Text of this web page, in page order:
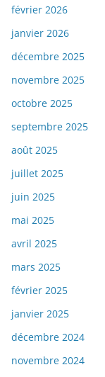
février 2026
janvier 2026
décembre 2025
novembre 2025
octobre 2025
septembre 2025
août 2025
juillet 2025
juin 2025
mai 2025
avril 2025
mars 2025
février 2025
janvier 2025
décembre 2024
novembre 2024